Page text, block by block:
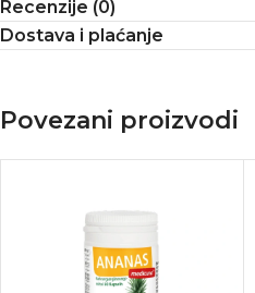
Recenzije (0)
Dostava i plaćanje
Povezani proizvodi